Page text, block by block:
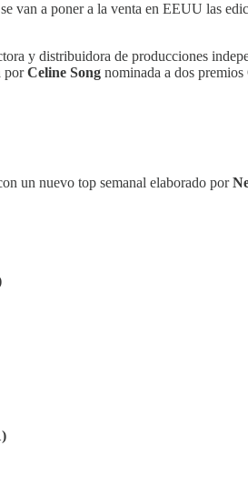
van a poner a la venta en EEUU las
y distribuidora de producciones
porCeline Song nominada a dos
un nuevo top semanal elaborado por